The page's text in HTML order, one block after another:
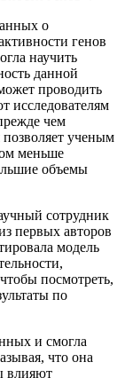
о
генов
научить
данной
проводить
исследователям
чем
позволяет ученым
меньше
объемы
сотрудник
первых авторов
модель
посмотреть,
по
и смогла
что она
влияют